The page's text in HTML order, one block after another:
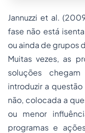
Jannuzzi et al.
fase não está
ou ainda de grupos
Muitas vezes, as
soluções
introduzir a
não, colocada a
ou menor
programas e